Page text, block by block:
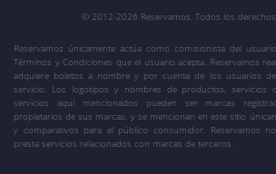
© 2012-2026 Reservamos. Todos los
Reservamos únicamente actúa como comisionista del
Términos y Condiciones que el usuario acepta. Reservamos
adquiere boletos a nombre y por cuenta de los usuarios
servicio. Los logotipos y nombres de productos, servicios
servicios aquí mencionados pueden ser marcas
propietarios de sus marcas, y se mencionan en este sitio
y comparativos para el público consumidor. Reservamos
presta servicios relacionados con marcas de terceros.